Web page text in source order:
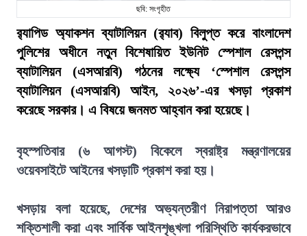
ছবি: সংগৃহীত
র‍্যাপিড অ্যাকশন ব্যাটালিয়ন (র‍্যাব) বিলুপ্ত করে বাংলাদেশ
পুলিশের অধীনে নতুন বিশেষায়িত ইউনিট স্পেশাল রেসপন্স
ব্যাটালিয়ন (এসআরবি) গঠনের লক্ষ্যে ‘স্পেশাল রেসপন্স
ব্যাটালিয়ন (এসআরবি) আইন, ২০২৬’-এর খসড়া প্রকাশ
করেছে সরকার। এ বিষয়ে জনমত আহ্বান করা হয়েছে।
বৃহস্পতিবার (৬ আগস্ট) বিকেলে স্বরাষ্ট্র মন্ত্রণালয়ের
ওয়েবসাইটে আইনের খসড়াটি প্রকাশ করা হয়।
খসড়ায় বলা হয়েছে, দেশের অভ্যন্তরীণ নিরাপত্তা আরও
শক্তিশালী করা এবং সার্বিক আইনশৃঙ্খলা পরিস্থিতি কার্যকরভাবে